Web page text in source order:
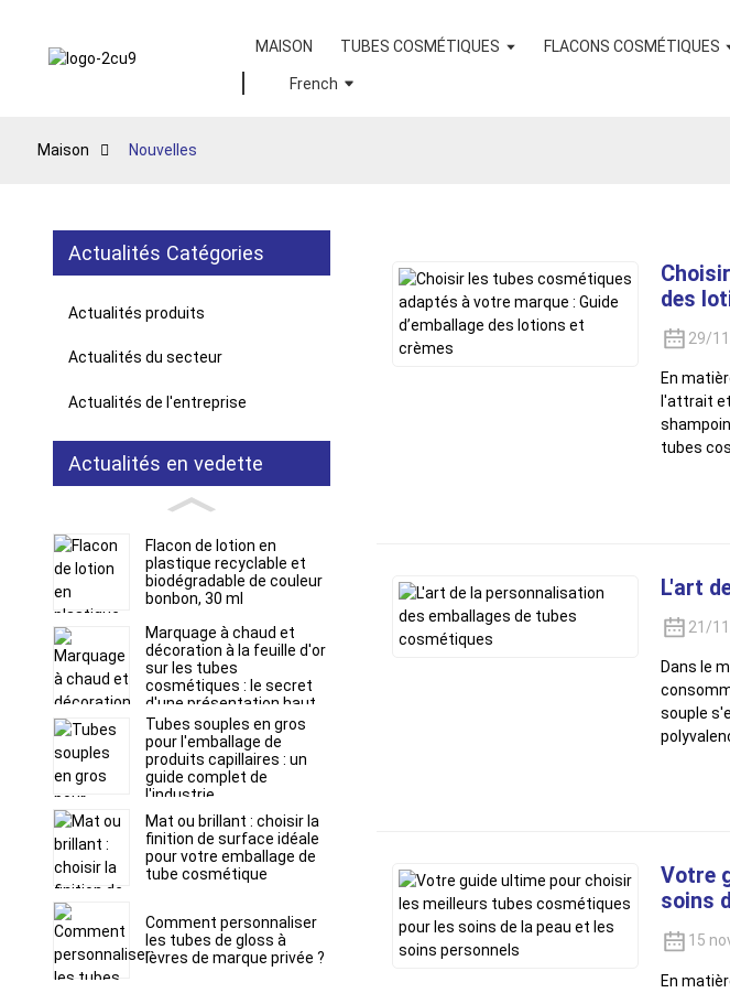
MAISON TUBES COSMÉTIQUES FLACONS COSMÉTIQUES
French
Maison Nouvelles
Actualités Catégories
Actualités produits
Actualités du secteur
Actualités de l'entreprise
Actualités en vedette
Flacon de lotion en
plastique recyclable et
biodégradable de couleur
bonbon, 30 ml
Marquage à chaud et
décoration à la feuille d'or
sur les tubes
cosmétiques : le secret
d'une présentation haut
de gamme en rayon
Tubes souples en gros
pour l'emballage de
produits capillaires : un
guide complet de
l'industrie
Mat ou brillant : choisir la
finition de surface idéale
pour votre emballage de
tube cosmétique
Comment personnaliser
les tubes de gloss à
lèvres de marque privée ?
des
29/
En
l'attrait
tubes
L'art
21/
Dans le
souple
Votre
soins
15
En